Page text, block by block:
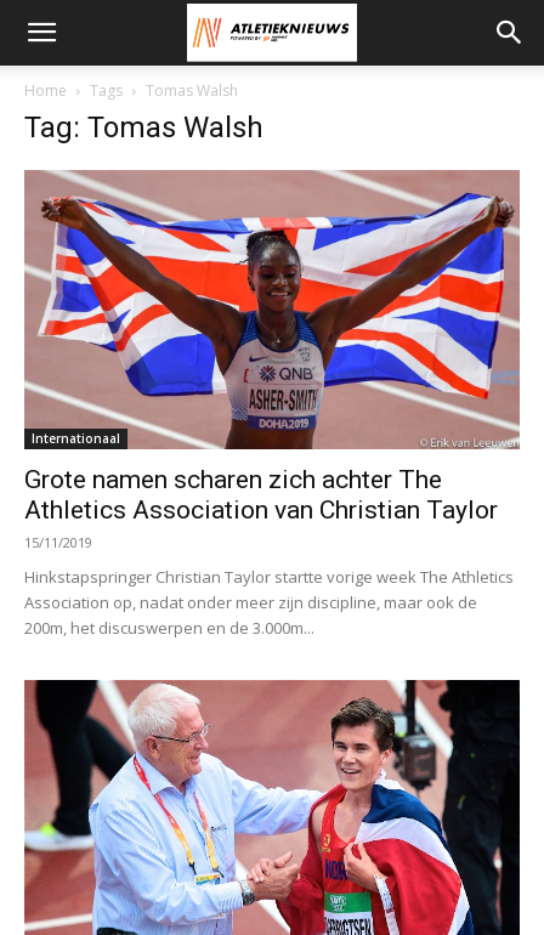
Home Tags Tomas Walsh
Tag: Tomas Walsh
Internationaal
Grote namen scharen zich achter The
Athletics Association van Christian Taylor
15/11/2019
Hinkstapspringer Christian Taylor startte vorige week The Athletics
Association op, nadat onder meer zijn discipline, maar ook de
200m, het discuswerpen en de 3.000m...